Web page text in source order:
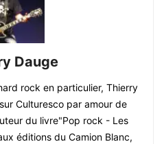
Dauge
rock en particulier, Thierry
Culturesco par amour de
du livre"Pop rock - Les
éditions du Camion Blanc,